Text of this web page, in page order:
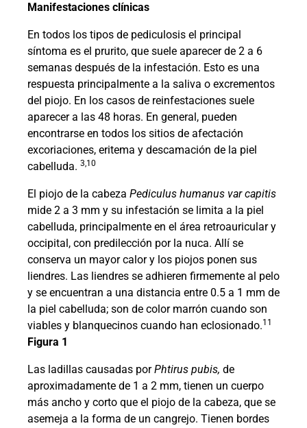
Manifestaciones clínicas
En todos los tipos de pediculosis el principal
síntoma es el prurito, que suele aparecer de 2 a 6
semanas después de la infestación. Esto es una
respuesta principalmente a la saliva o excrementos
del piojo. En los casos de reinfestaciones suele
aparecer a las 48 horas. En general, pueden
encontrarse en todos los sitios de afectación
excoriaciones, eritema y descamación de la piel
cabelluda. 3,10
El piojo de la cabeza Pediculus humanus var capitis
mide 2 a 3 mm y su infestación se limita a la piel
cabelluda, principalmente en el área retroauricular y
occipital, con predilección por la nuca. Allí se
conserva un mayor calor y los piojos ponen sus
liendres. Las liendres se adhieren firmemente al pelo
y se encuentran a una distancia entre 0.5 a 1 mm de
la piel cabelluda; son de color marrón cuando son
viables y blanquecinos cuando han eclosionado.11
Figura 1
Las ladillas causadas porPhtirus pubis, de
aproximadamente de 1 a 2 mm, tienen un cuerpo
más ancho y corto que el piojo de la cabeza, que se
asemeja a la forma de un cangrejo. Tienen bordes